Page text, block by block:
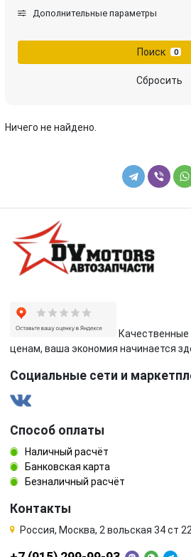
Дополнительные параметры
Поиск 0
Сбросить
Ничего не найдено.
ценам, ваша экономия начинается
Социальные сети и
Способ оплаты
Наличный расчёт
Банковская карта
Безналичный расчёт
Контакты
Россия, Москва, 2 вольская 34 ст